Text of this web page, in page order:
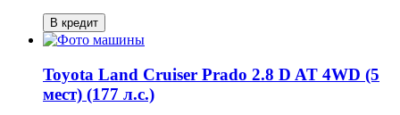
В кредит
Toyota Land Cruiser Prado 2.8 D AT 4WD (5
мест) (177 л.с.)